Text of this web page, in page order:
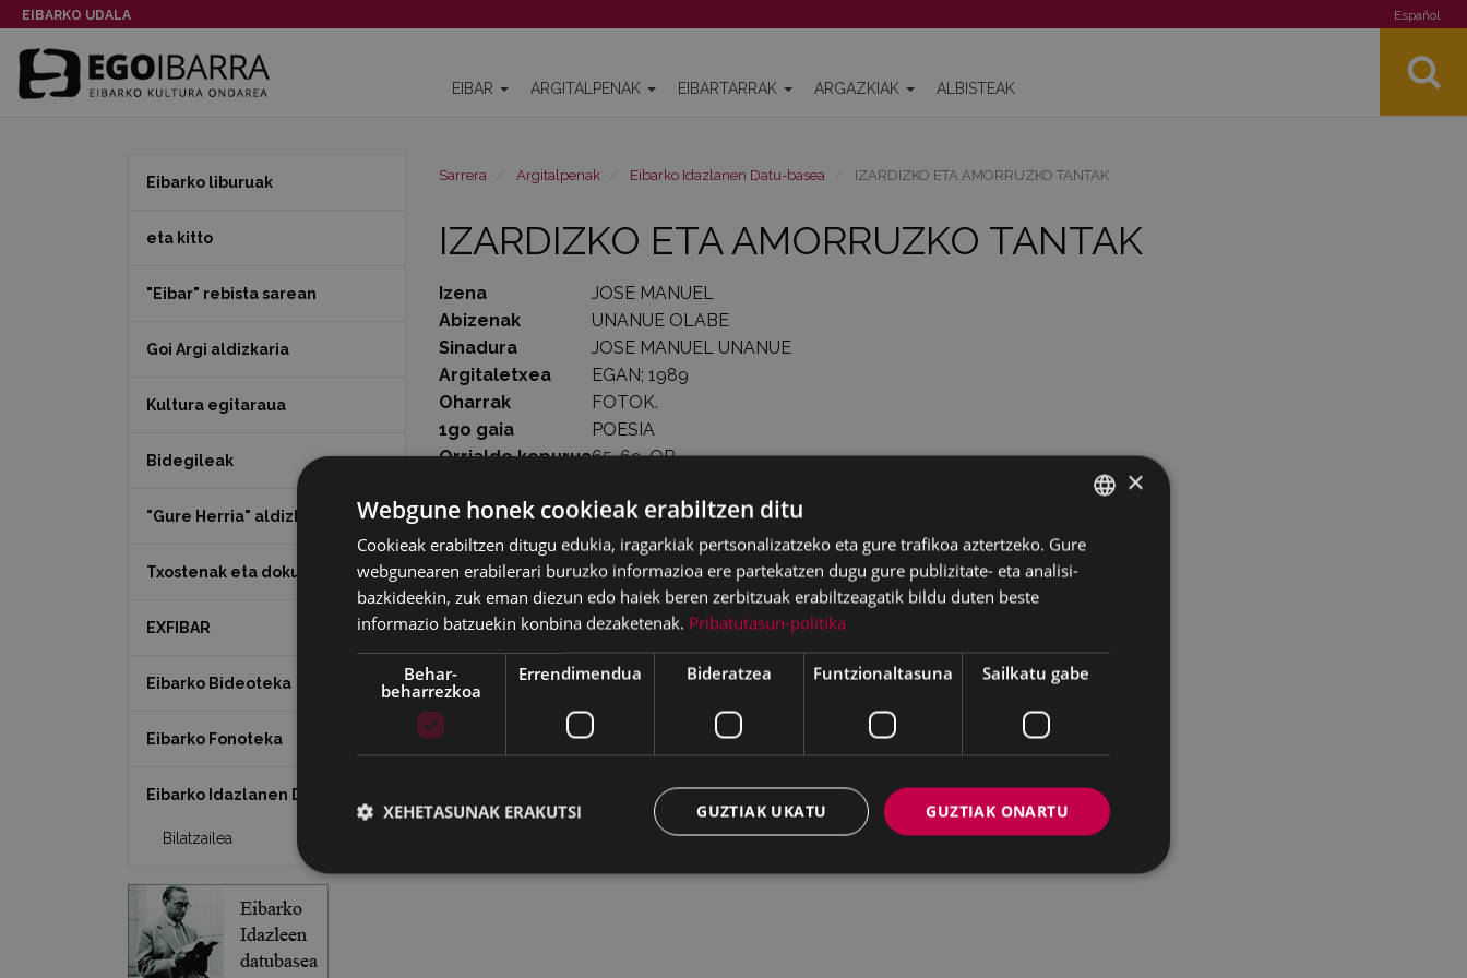
EIBARKO UDALA Español
EIBAR ARGITALPENAK EIBARTARRAK ARGAZKIAK ALBISTEAK
Sarrera Argitalpenak Eibarko Idazlanen Datu-basea IZARDIZKO ETA AMORRUZKO TANTAK
IZARDIZKO ETA AMORRUZKO TANTAK
Izena
JOSE MANUEL
Abizenak
UNANUE OLABE
Sinadura
JOSE MANUEL UNANUE
Argitaletxea
EGAN; 1989
Oharrak
FOTOK.
1go gaia
POESIA
Orrialde kopurua65-69. OR.
Deskargatu
— PDF document, 1.27 MB (1334083 bytes)
Eibarko liburuak
eta kitto
"Eibar" rebista sarean
Goi Argi aldizkaria
Kultura egitaraua
Bidegileak
"Gure Herria" aldizkaria
Txostenak eta dokumentuak
EXFIBAR
Eibarko Bideoteka
Eibarko Fonoteka
Eibarko Idazlanen Datu-basea
Bilatzailea
BASQUE
SPANISH
×
Webgune honek cookieak erabiltzen ditu
Cookieak erabiltzen ditugu edukia, iragarkiak pertsonalizatzeko eta gure trafikoa aztertzeko. Gure
webgunearen erabilerari buruzko informazioa ere partekatzen dugu gure publizitate- eta analisi-
bazkideekin, zuk eman diezun edo haiek beren zerbitzuak erabiltzeagatik bildu duten beste
informazio batzuekin konbina dezaketenak. Pribatutasun-politika
Behar-
beharrezkoa
Errendimendua Bideratzea Funtzionaltasuna Sailkatu gabe
GUZTIAK ONARTU
GUZTIAK UKATU
XEHETASUNAK ERAKUTSI